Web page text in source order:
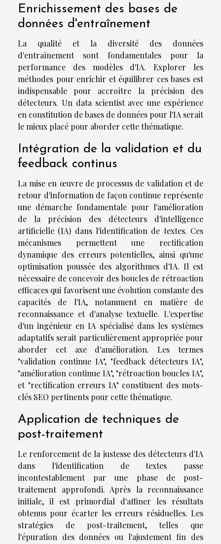
Enrichissement des bases de
données d'entraînement
La qualité et la diversité des données
d'entraînement sont fondamentales pour la
performance des modèles d'IA. Explorer les
méthodes pour enrichir et équilibrer ces bases est
indispensable pour accroître la précision des
détecteurs. Un data scientist avec une expérience
en constitution de bases de données pour l'IA serait
le mieux placé pour aborder cette thématique.
Intégration de la validation et du
feedback continus
La mise en œuvre de processus de validation et de
retour d'information de façon continue représente
une démarche fondamentale pour l'amélioration
de la précision des détecteurs d'intelligence
artificielle (IA) dans l'identification de textes. Ces
mécanismes permettent une rectification
dynamique des erreurs potentielles, ainsi qu'une
optimisation poussée des algorithmes d'IA. Il est
nécessaire de concevoir des boucles de rétroaction
efficaces qui favorisent une évolution constante des
capacités de l'IA, notamment en matière de
reconnaissance et d'analyse textuelle. L'expertise
d'un ingénieur en IA spécialisé dans les systèmes
adaptatifs serait particulièrement appropriée pour
aborder cet axe d'amélioration. Les termes
"validation continue IA", "feedback détecteurs IA",
"amélioration continue IA", "rétroaction boucles IA",
et "rectification erreurs IA" constituent des mots-
clés SEO pertinents pour cette thématique.
Application de techniques de
post-traitement
Le renforcement de la justesse des détecteurs d'IA
dans l'identification de textes passe
incontestablement par une phase de post-
traitement approfondi. Après la reconnaissance
initiale, il est primordial d'affiner les résultats
obtenus pour écarter les erreurs résiduelles. Les
stratégies de post-traitement, telles que
l'épuration des données ou l'ajustement fin des